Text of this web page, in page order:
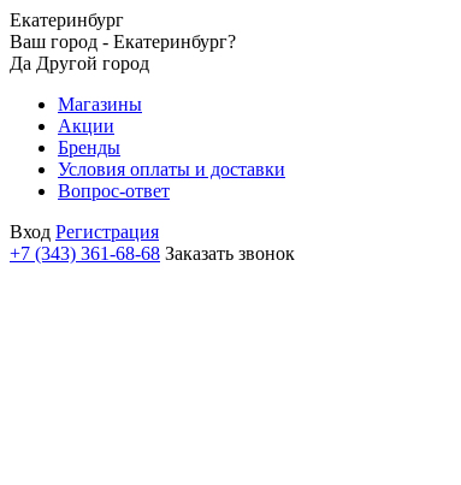
Екатеринбург
Ваш город - Екатеринбург?
Да Другой город
Магазины
Акции
Бренды
Условия оплаты и доставки
Вопрос-ответ
Вход Регистрация
+7 (343) 361-68-68 Заказать звонок